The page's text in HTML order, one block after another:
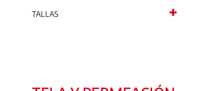
TALLAS